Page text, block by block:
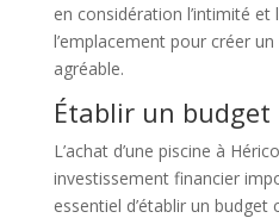
en considération l’intimité et
l’emplacement pour créer
agréable.
Établir un budget
L’achat d’une piscine à
investissement financier
essentiel d’établir un budget